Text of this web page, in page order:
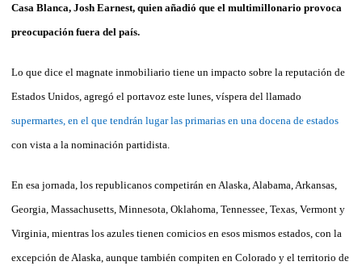
Casa Blanca, Josh Earnest, quien añadió que el multimillonario provoca
preocupación fuera del país.
Lo que dice el magnate inmobiliario tiene un impacto sobre la reputación de
Estados Unidos, agregó el portavoz este lunes, víspera del llamado
supermartes, en el que tendrán lugar las primarias en una docena de estados
con vista a la nominación partidista.
En esa jornada, los republicanos competirán en Alaska, Alabama, Arkansas,
Georgia, Massachusetts, Minnesota, Oklahoma, Tennessee, Texas, Vermont y
Virginia, mientras los azules tienen comicios en esos mismos estados, con la
excepción de Alaska, aunque también compiten en Colorado y el territorio de